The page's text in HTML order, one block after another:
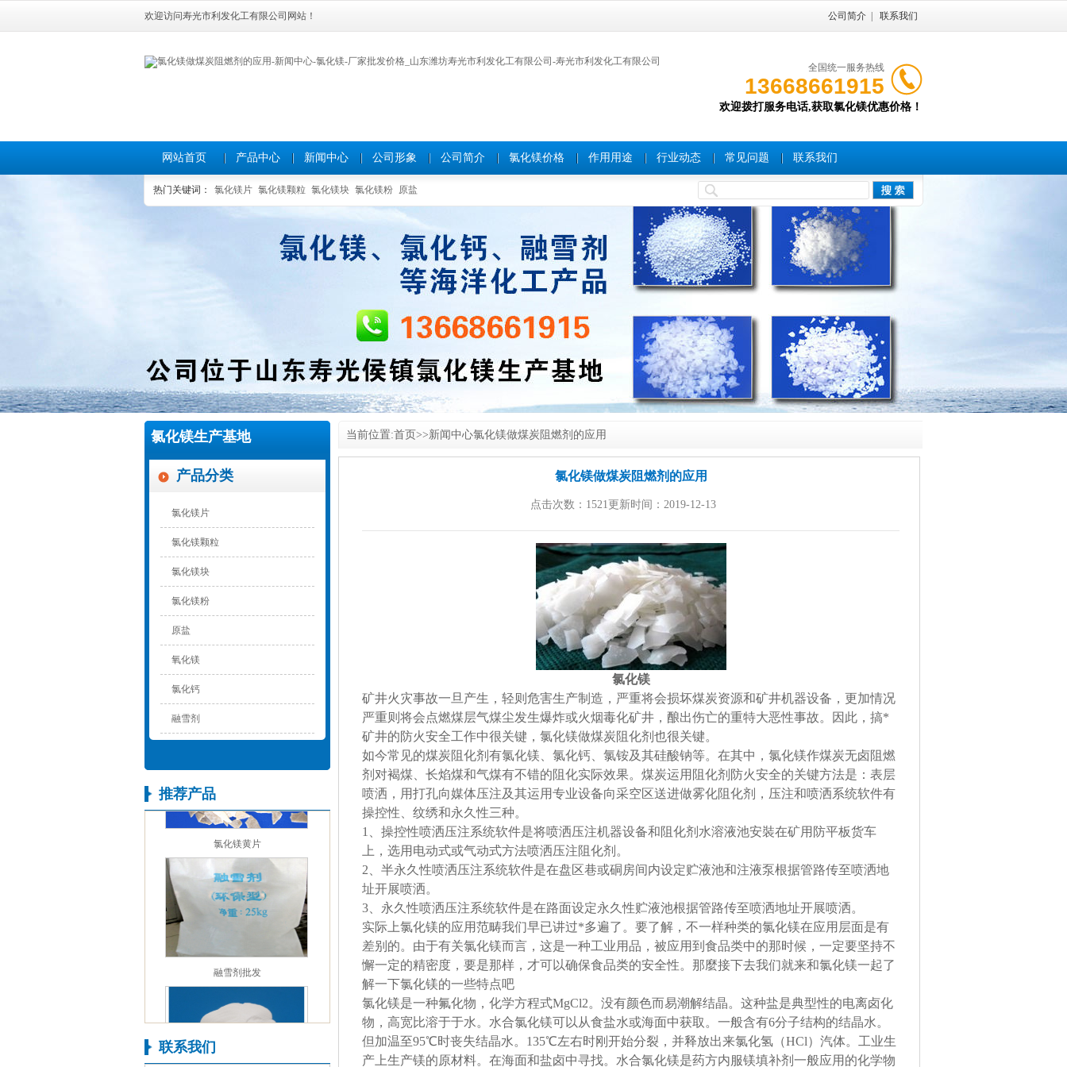
欢迎访问寿光市利发化工有限公司网站！ 公司简介 联系我们
全国统一服务热线
13668661915
欢迎拨打服务电话,获取氯化镁优惠价格！
网站首页 产品中心 新闻中心 公司形象 公司简介 氯化镁价格 作用用途 行业动态 常见问题 联系我们
热门关键词： 氯化镁片 氯化镁颗粒 氯化镁块 氯化镁粉 原盐
氯化镁生产基地
产品分类
氯化镁片
氯化镁颗粒
氯化镁块
氯化镁粉
原盐
氧化镁
氯化钙
融雪剂
推荐产品
联系我们
当前位置:首页 >>新闻中心氯化镁做煤炭阻燃剂的应用
氯化镁做煤炭阻燃剂的应用
点击次数：1521更新时间：2019-12-13
氯化镁
矿井火灾事故一旦产生，轻则危害生产制造，严重将会损坏煤炭资源和矿井机器设备，更加情况
严重则将会点燃煤层气煤尘发生爆炸或火烟毒化矿井，酿出伤亡的重特大恶性事故。因此，搞*
矿井的防火安全工作中很关键， 氯化镁做煤炭阻化剂也很关键。
如今常见的煤炭阻化剂有氯化镁 、氯化钙、氯铵及其硅酸钠等。在其中，氯化镁作煤炭无卤阻燃
剂对褐煤、长焰煤和气煤有不错的阻化实际效果。煤炭运用阻化剂防火安全的关键方法是：表层
喷洒，用打孔向媒体压注及其运用专业设备向采空区送进做雾化阻化剂，压注和喷洒系统软件有
操控性、纹绣和永久性三种。
1、操控性喷洒压注系统软件是将喷洒压注机器设备和阻化剂水溶液池安裝在矿用防平板货车
上，选用电动式或气动式方法喷洒压注阻化剂。
2、半永久性喷洒压注系统软件是在盘区巷或硐房间内设定贮液池和注液泵根据管路传至喷洒地
址开展喷洒。
3、永久性喷洒压注系统软件是在路面设定永久性贮液池根据管路传至喷洒地址开展喷洒。
实际上氯化镁的应用范畴我们早已讲过*多遍了。要了解，不一样种类的氯化镁在应用层面是有
差别的。由于有关氯化镁而言，这是一种工业用品，被应用到食品类中的那时候，一定要坚持不
懈一定的精密度，要是那样，才可以确保食品类的安全性。那麼接下去我们就来和氯化镁一起了
解一下氯化镁的一些特点吧
氯化镁是一种氟化物，化学方程式MgCl2。没有颜色而易潮解结晶。这种盐是典型性的电离卤化
物，高宽比溶于于水。水合氯化镁可以从食盐水或海面中获取。一般含有6分子结构的结晶水。
但加温至95℃时丧失结晶水。135℃左右时刚开始分裂，并释放出来氯化氢（HCl）汽体。工业生
产上生产镁的原材料。在海面和盐卤中寻找。水合氯化镁是药方内服镁填补剂一般应用的化学物